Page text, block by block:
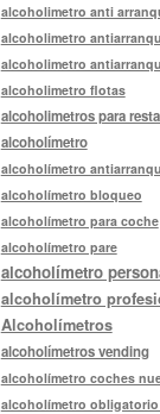
alcoholimetro anti
alcoholimetro
alcoholimetro
alcoholimetro flotas
alcoholimetros para
alcoholímetro
alcoholímetro
alcoholímetro bloqueo
alcoholímetro para coche
alcoholímetro pare
alcoholímetro
alcoholímetro
Alcoholímetros
alcoholímetros vending
alcoholímetro coches
alcoholímetro